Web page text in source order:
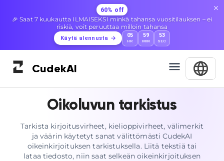
60% off
🎉 Saat 7 kuukautta ILMAISEKSI minkä tahansa vuositilauksen – ei
riskiä, voit peruuttaa milloin tahansa
Käytä alennusta 05
HR
59
MIN
52
SEC
CudekAI
Oikoluvun tarkistus
Tarkista kirjoitusvirheet, kielioppivirheet, välimerkit
ja väärin käytetyt sanat välittömästi CudekAI
oikeinkirjoituksen tarkistuksella. Liitä tekstiä tai
lataa tiedosto, niin saat selkeän oikeinkirjoituksen